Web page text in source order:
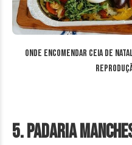
Onde encomendar ceia de
5. Padaria